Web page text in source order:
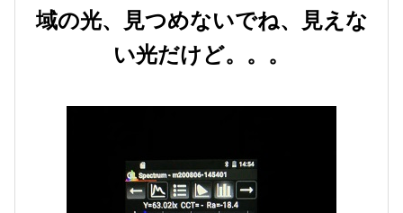
域の光、見つめないでね、見えな
い光だけど。。 。